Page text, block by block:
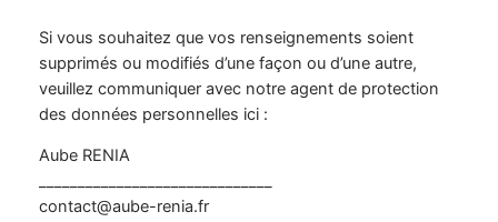
Si vous souhaitez que vos renseignements soient
supprimés ou modifiés d’une façon ou d’une autre,
veuillez communiquer avec notre agent de protection
des données personnelles ici :
Aube RENIA
contact@aube-renia.fr